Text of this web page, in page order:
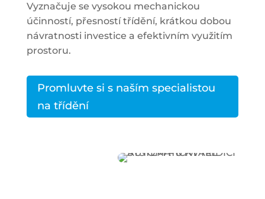
Vyznačuje se vysokou mechanickou
účinností, přesností třídění, krátkou dobou
návratnosti investice a efektivním využitím
prostoru.
Promluvte si s naším specialistou
na třídění